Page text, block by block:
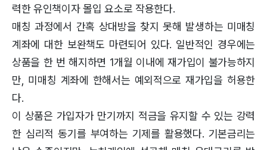
력한 유인책이자 몰입 요소로 작용한다.
매칭 과정에서 간혹 상대방을 찾지 못해 발생하는 미매칭
계좌에 대한 보완책도 마련되어 있다. 일반적인 경우에는
상품을 한 번 해지하면 1개월 이내에 재가입이 불가능하지
만, 미매칭 계좌에 한해서는 예외적으로 재가입을 허용한
다.
이 상품은 가입자가 만기까지 적금을 유지할 수 있는 강력
한 심리적 동기를 부여하는 기제를 활용했다. 기본금리는